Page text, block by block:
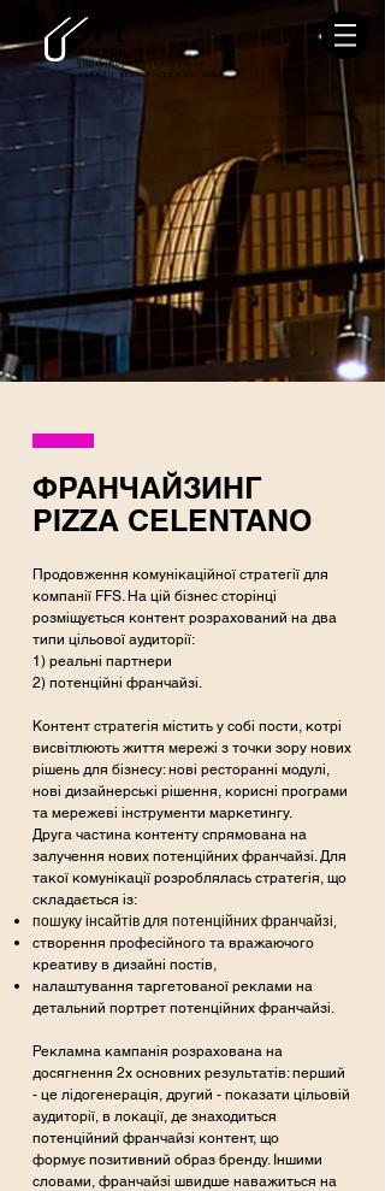
AGENCY
INDIVIDUAL ENTERPRENEUR
OLEKSII SERHIIOVYCH PETELKO
ФРАНЧАЙЗИНГ
PIZZA CELENTANO
Продовження комунікаційної стратегії для
компанії FFS. На цій бізнес сторінці
розміщується контент розрахований на два
типи цільової аудиторії:
1) реальні партнери
2) потенційні франчайзі.
Контент стратегія містить у собі пости, котрі
висвітлюють життя мережі з точки зору нових
рішень для бізнесу: нові ресторанні модулі,
нові дизайнерські рішення, корисні програми
та мережеві інструменти маркетингу.
Друга частина контенту спрямована на
залучення нових потенційних франчайзі. Для
такої комунікації розроблялась стратегія, що
складається із:
пошуку інсайтів для потенційних франчайзі,
створення професійного та вражаючого
креативу в дизайні постів,
налаштування таргетованої реклами на
детальний портрет потенційних франчайзі.
Рекламна кампанія розрахована на
досягнення 2х основних результатів: перший
- це лідогенерація, другий - показати цільовій
аудиторії, в локації, де знаходиться
потенційний франчайзі контент, що
формує позитивний образ бренду. Іншими
словами, франчайзі швидше наважиться на